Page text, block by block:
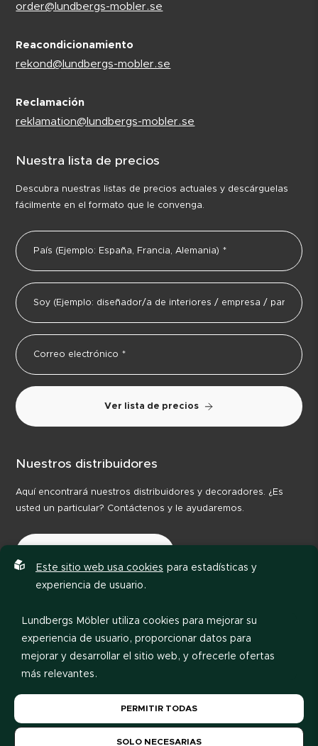
order@lundbergs-mobler.se
Reacondicionamiento
rekond@lundbergs-mobler.se
Reclamación
reklamation@lundbergs-mobler.se
Nuestra lista de precios
Descubra nuestras listas de precios actuales y descárguelas
fácilmente en el formato que le convenga.
Ver lista de precios
Nuestros distribuidores
Aquí encontrará nuestros distribuidores y decoradores. ¿Es
usted un particular? Contáctenos y le ayudaremos.
Política de privacidad
Este sitio web usa cookies para estadísticas y
experiencia de usuario.
Lundbergs Möbler utiliza cookies para mejorar su
experiencia de usuario, proporcionar datos para
mejorar y desarrollar el sitio web, y ofrecerle ofertas
más relevantes.
cambiar su elección más tarde, puede hacerlo al pie
SOLO NECESARIAS
PERMITIR TODAS